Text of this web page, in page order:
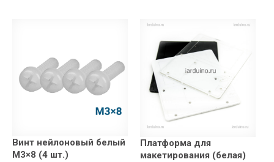
Винт нейлоновый белый
М3×8 (4 шт.)
Платформа для
макетирования (белая)